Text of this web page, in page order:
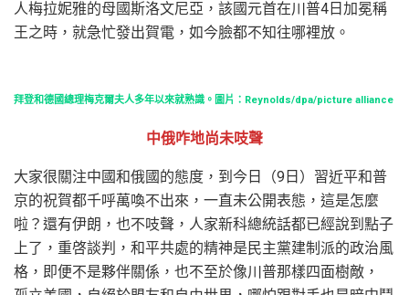
人梅拉妮雅的母國斯洛文尼亞，該國元首在川普4日加冕稱
王之時，就急忙發出賀電，如今臉都不知往哪裡放。
拜登和德國總理梅克爾夫人多年以來就熟識。圖片：Reynolds/dpa/picture alliance
中俄咋地尚未吱聲
大家很關注中國和俄國的態度，到今日（9日）習近平和普
京的祝賀都千呼萬喚不出來，一直未公開表態，這是怎麼
啦？還有伊朗，也不吱聲，人家新科總統話都已經說到點子
上了，重啓談判，和平共處的精神是民主黨建制派的政治風
格，即便不是夥伴關係，也不至於像川普那樣四面樹敵，